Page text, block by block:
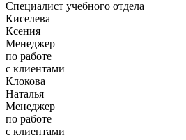
Специалист учебного отдела
Киселева
Ксения
Менеджер
по работе
с клиентами
Клокова
Наталья
Менеджер
по работе
с клиентами